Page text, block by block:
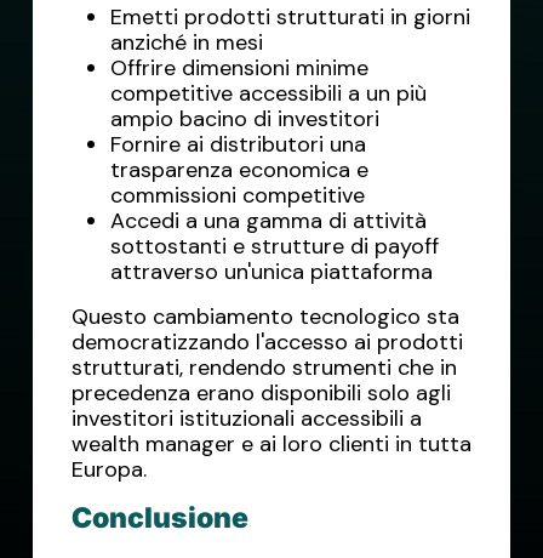
Emetti prodotti strutturati in giorni
anziché in mesi
Offrire dimensioni minime
competitive accessibili a un più
ampio bacino di investitori
Fornire ai distributori una
trasparenza economica e
commissioni competitive
Accedi a una gamma di attività
sottostanti e strutture di payoff
attraverso un'unica piattaforma
Questo cambiamento tecnologico sta
democratizzando l'accesso ai prodotti
strutturati, rendendo strumenti che in
precedenza erano disponibili solo agli
investitori istituzionali accessibili a
wealth manager e ai loro clienti in tutta
Europa.
Conclusione